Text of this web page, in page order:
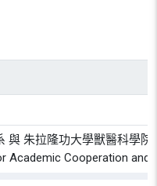
與 朱拉隆功大學獸醫科學院
Academic Cooperation and